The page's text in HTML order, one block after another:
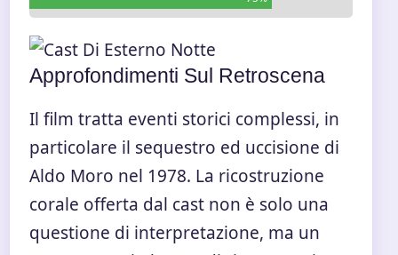
Approfondimenti Sul Retroscena
Il film tratta eventi storici complessi, in
particolare il sequestro ed uccisione di
Aldo Moro nel 1978. La ricostruzione
corale offerta dal cast non è solo una
questione di interpretazione, ma un